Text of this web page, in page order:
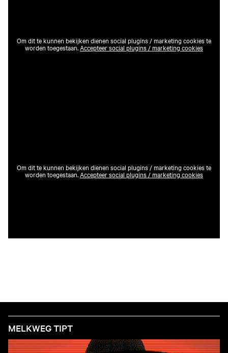
Om dit te kunnen bekijken dienen social plugins / marketing cookies te
worden toegestaan.Accepteer social plugins / marketing cookies
Om dit te kunnen bekijken dienen social plugins / marketing cookies te
worden toegestaan.Accepteer social plugins / marketing cookies
MELKWEG TIPT